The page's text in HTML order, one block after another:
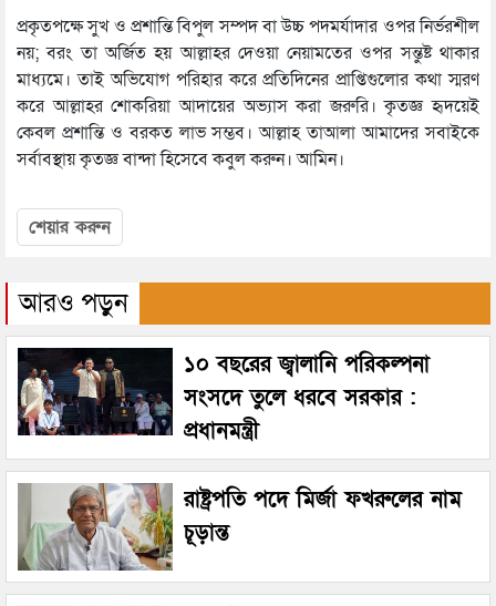
প্রকৃতপক্ষে সুখ ও প্রশান্তি বিপুল সম্পদ বা উচ্চ পদমর্যাদার ওপর নির্ভরশীল
নয়; বরং তা অর্জিত হয় আল্লাহর দেওয়া নেয়ামতের ওপর সন্তুষ্ট থাকার
মাধ্যমে। তাই অভিযোগ পরিহার করে প্রতিদিনের প্রাপ্তিগুলোর কথা স্মরণ
করে আল্লাহর শোকরিয়া আদায়ের অভ্যাস করা জরুরি। কৃতজ্ঞ হৃদয়েই
কেবল প্রশান্তি ও বরকত লাভ সম্ভব। আল্লাহ তাআলা আমাদের সবাইকে
সর্বাবস্থায় কৃতজ্ঞ বান্দা হিসেবে কবুল করুন। আমিন।
শেয়ার করুন
আরও পড়ুন
১০ বছরের জ্বালানি পরিকল্পনা
সংসদে তুলে ধরবে সরকার :
প্রধানমন্ত্রী
রাষ্ট্রপতি পদে মির্জা ফখরুলের নাম
চূড়ান্ত